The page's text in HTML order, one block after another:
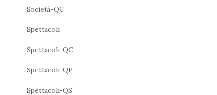
Società-QC
Spettacoli
Spettacoli-QC
Spettacoli-QP
Spettacoli-QS